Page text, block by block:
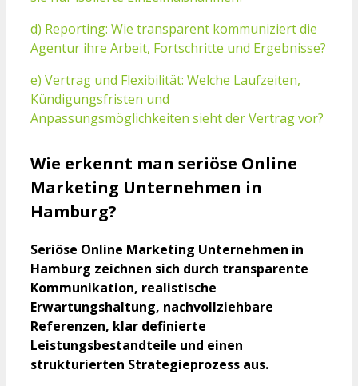
d) Reporting: Wie transparent kommuniziert die
Agentur ihre Arbeit, Fortschritte und Ergebnisse?
e) Vertrag und Flexibilität: Welche Laufzeiten,
Kündigungsfristen und
Anpassungsmöglichkeiten sieht der Vertrag vor?
Wie erkennt man seriöse Online
Marketing Unternehmen in
Hamburg?
Seriöse Online Marketing Unternehmen in
Hamburg zeichnen sich durch transparente
Kommunikation, realistische
Erwartungshaltung, nachvollziehbare
Referenzen, klar definierte
Leistungsbestandteile und einen
strukturierten Strategieprozess aus.